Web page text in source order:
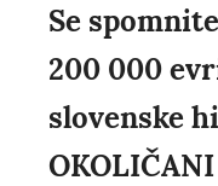
Se
200 000
slovenske
OKOLIČANI